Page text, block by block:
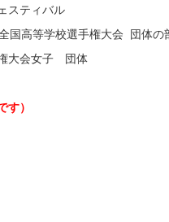
スティバル
高等学校選手権大会 団体の
大会女子 団体
）